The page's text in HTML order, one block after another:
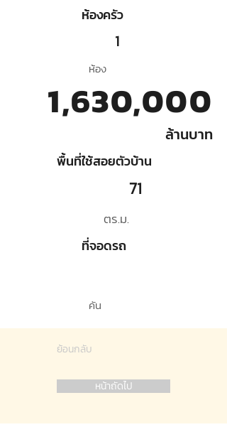
ห้องครัว
1
ห้อง
1,630,000
ล้านบาท
พื้นที่ใช้สอยตัวบ้าน
71
ตร.ม.
ที่จอดรถ
คัน
ย้อนกลับ
หน้าถัดไป